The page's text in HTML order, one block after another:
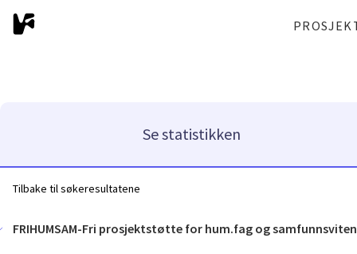
Se statistikken
Tilbake til søkeresultatene
FRIHUMSAM-Fri prosjektstøtte for hum.fag og